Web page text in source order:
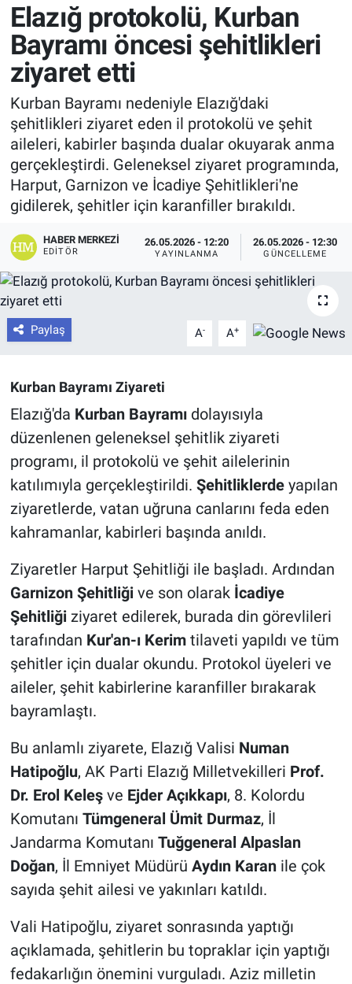
Elazığ protokolü, Kurban
Bayramı öncesi şehitlikleri
ziyaret etti
Kurban Bayramı nedeniyle Elazığ'daki
şehitlikleri ziyaret eden il protokolü ve şehit
aileleri, kabirler başında dualar okuyarak anma
gerçekleştirdi. Geleneksel ziyaret programında,
Harput, Garnizon ve İcadiye Şehitlikleri'ne
gidilerek, şehitler için karanfiller bırakıldı.
HABER MERKEZI
EDITÖR
26.05.2026 - 12:20
YAYINLANMA
26.05.2026 - 12:30
GÜNCELLEME
Paylaş A- A+
Kurban Bayramı Ziyareti
Elazığ'da Kurban Bayramıdolayısıyla
düzenlenen geleneksel şehitlik ziyareti
programı, il protokolü ve şehit ailelerinin
katılımıyla gerçekleştirildi. Şehitliklerdeyapılan
ziyaretlerde, vatan uğruna canlarını feda eden
kahramanlar, kabirleri başında anıldı.
Ziyaretler Harput Şehitliği ile başladı. Ardından
Garnizon Şehitliğive son olarak İcadiye
Şehitliğiziyaret edilerek, burada din görevlileri
tarafından Kur'an-ı Kerimtilaveti yapıldı ve tüm
şehitler için dualar okundu. Protokol üyeleri ve
aileler, şehit kabirlerine karanfiller bırakarak
bayramlaştı.
Bu anlamlı ziyarete, Elazığ Valisi Numan
Hatipoğlu, AK Parti Elazığ Milletvekilleri Prof.
Dr. Erol Keleşve Ejder Açıkkapı, 8. Kolordu
Komutanı Tümgeneral Ümit Durmaz, İl
Jandarma Komutanı Tuğgeneral Alpaslan
Doğan, İl Emniyet Müdürü Aydın Karanile çok
sayıda şehit ailesi ve yakınları katıldı.
Vali Hatipoğlu, ziyaret sonrasında yaptığı
açıklamada, şehitlerin bu topraklar için yaptığı
fedakarlığın önemini vurguladı. Aziz milletin